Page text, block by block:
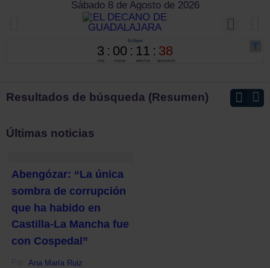
Sábado 8 de Agosto de 2026
Resultados de búsqueda (Resumen)
Últimas noticias
Abengózar: “La única
sombra de corrupción
que ha habido en
Castilla-La Mancha fue
con Cospedal”
Ana María Ruiz